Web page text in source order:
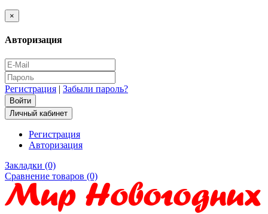
×
Авторизация
Регистрация | Забыли пароль?
Личный кабинет
Регистрация
Авторизация
Закладки (0)
Сравнение товаров (0)